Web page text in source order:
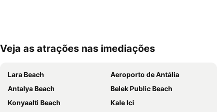
Ampliar mapa
Veja as atrações nas imediações
Lara Beach
Aeroporto de Antália
Antalya Beach
Belek Public Beach
Konyaalti Beach
Kale Ici